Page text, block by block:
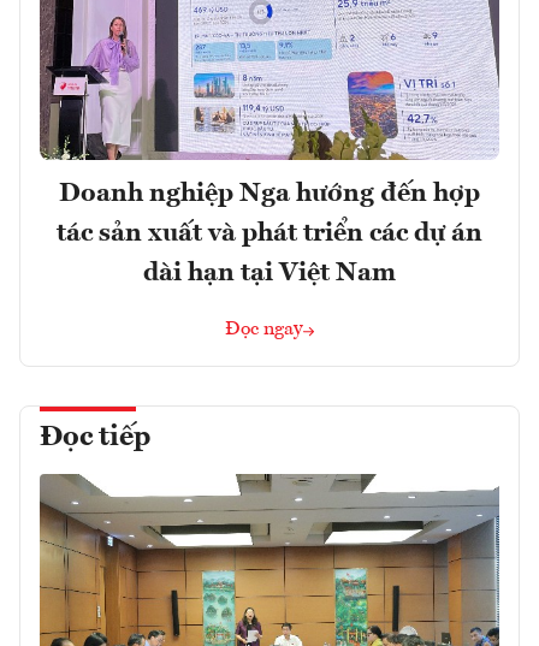
Doanh nghiệp Nga hướng đến hợp
tác sản xuất và phát triển các dự án
dài hạn tại Việt Nam
Đọc ngay
Đọc tiếp